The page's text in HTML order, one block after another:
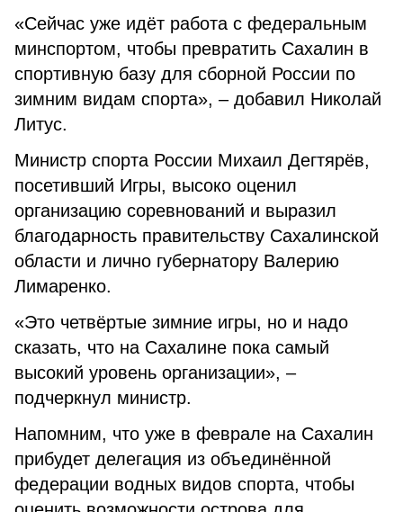
«Сейчас уже идёт работа с федеральным
минспортом, чтобы превратить Сахалин в
спортивную базу для сборной России по
зимним видам спорта», – добавил Николай
Литус.
Министр спорта России Михаил Дегтярёв,
посетивший Игры, высоко оценил
организацию соревнований и выразил
благодарность правительству Сахалинской
области и лично губернатору Валерию
Лимаренко.
«Это четвёртые зимние игры, но и надо
сказать, что на Сахалине пока самый
высокий уровень организации», –
подчеркнул министр.
Напомним, что уже в феврале на Сахалин
прибудет делегация из объединённой
федерации водных видов спорта, чтобы